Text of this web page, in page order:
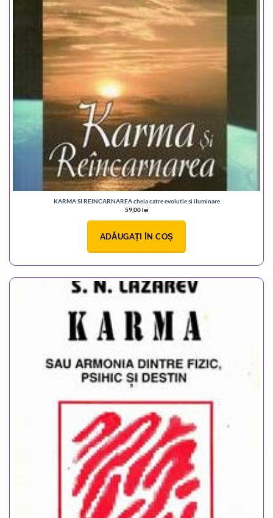
KARMA SI REINCARNAREA cheia catre evolutie si iluminare
59,00lei
ADĂUGAȚI ÎN COȘ